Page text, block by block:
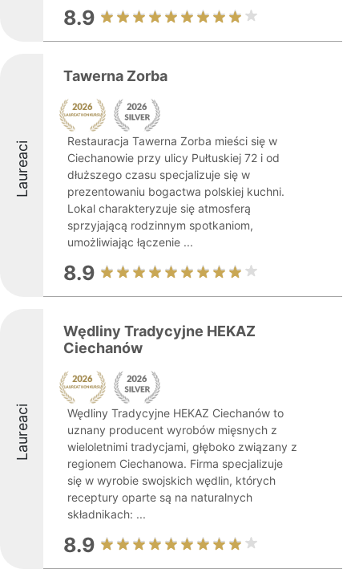
8.9
Laureaci
Tawerna Zorba
Restauracja Tawerna Zorba mieści się w
Ciechanowie przy ulicy Pułtuskiej 72 i od
dłuższego czasu specjalizuje się w
prezentowaniu bogactwa polskiej kuchni.
Lokal charakteryzuje się atmosferą
sprzyjającą rodzinnym spotkaniom,
umożliwiając łączenie ...
8.9
Laureaci
Wędliny Tradycyjne HEKAZ
Ciechanów
Wędliny Tradycyjne HEKAZ Ciechanów to
uznany producent wyrobów mięsnych z
wieloletnimi tradycjami, głęboko związany z
regionem Ciechanowa. Firma specjalizuje
się w wyrobie swojskich wędlin, których
receptury oparte są na naturalnych
składnikach: ...
8.9